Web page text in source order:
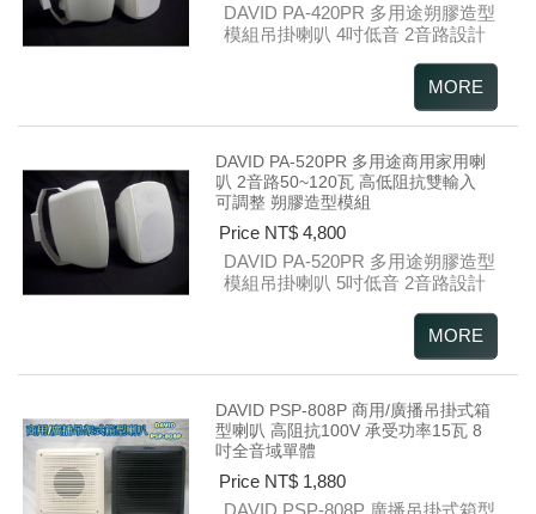
DAVID PA-420PR 多用途朔膠造型
模組吊掛喇叭4吋低音 2音路設計
DAVID PA-520PR 多用途商用家用喇
叭 2音路50~120瓦 高低阻抗雙輸入
可調整 朔膠造型模組
Price NT$ 4,800
DAVID PA-520PR 多用途朔膠造型
模組吊掛喇叭 5吋低音 2音路設計
DAVID PSP-808P 商用/廣播吊掛式箱
型喇叭 高阻抗100V 承受功率15瓦 8
吋全音域單體
Price NT$ 1,880
DAVID PSP-808P 廣播吊掛式箱型